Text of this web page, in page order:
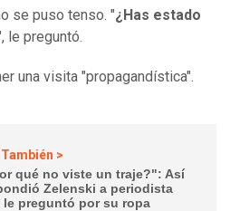
se puso tenso. "¿Has estado
le preguntó.
una visita "propagandística".
>
qué no viste un traje?": Así
Zelenski a periodista
le preguntó por su ropa